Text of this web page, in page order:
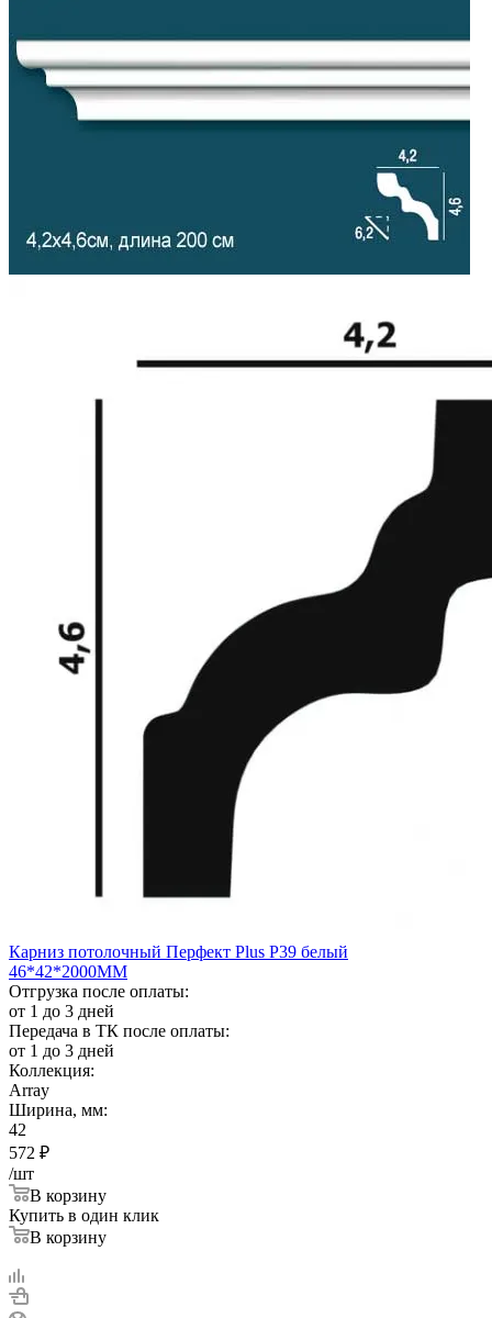
Карниз потолочный Перфект Plus Р39 белый
46*42*2000ММ
Отгрузка после оплаты:
от 1 до 3 дней
Передача в ТК после оплаты:
от 1 до 3 дней
Коллекция:
Array
Ширина, мм:
42
572 ₽
/шт
В корзину
Купить в один клик
В корзину